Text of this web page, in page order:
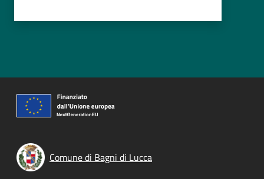
Comune di Bagni di Lucca